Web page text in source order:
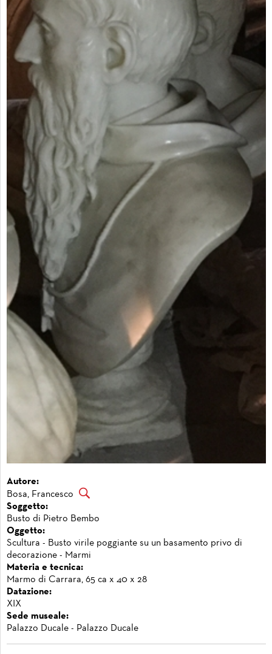
Autore:
Bosa, Francesco
Soggetto:
Busto di Pietro Bembo
Oggetto:
Scultura - Busto virile poggiante su un basamento privo di
decorazione - Marmi
Materia e tecnica:
Marmo di Carrara, 65 ca x 40 x 28
Datazione:
XIX
Sede museale:
Palazzo Ducale - Palazzo Ducale